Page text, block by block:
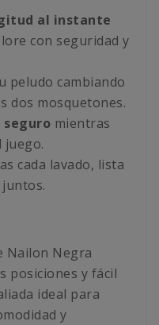
al instante
con seguridad y
peludo cambiando
dos mosquetones.
mientras
juego.
cada lavado, lista
Nailon Negra
posiciones y fácil
ideal para
y